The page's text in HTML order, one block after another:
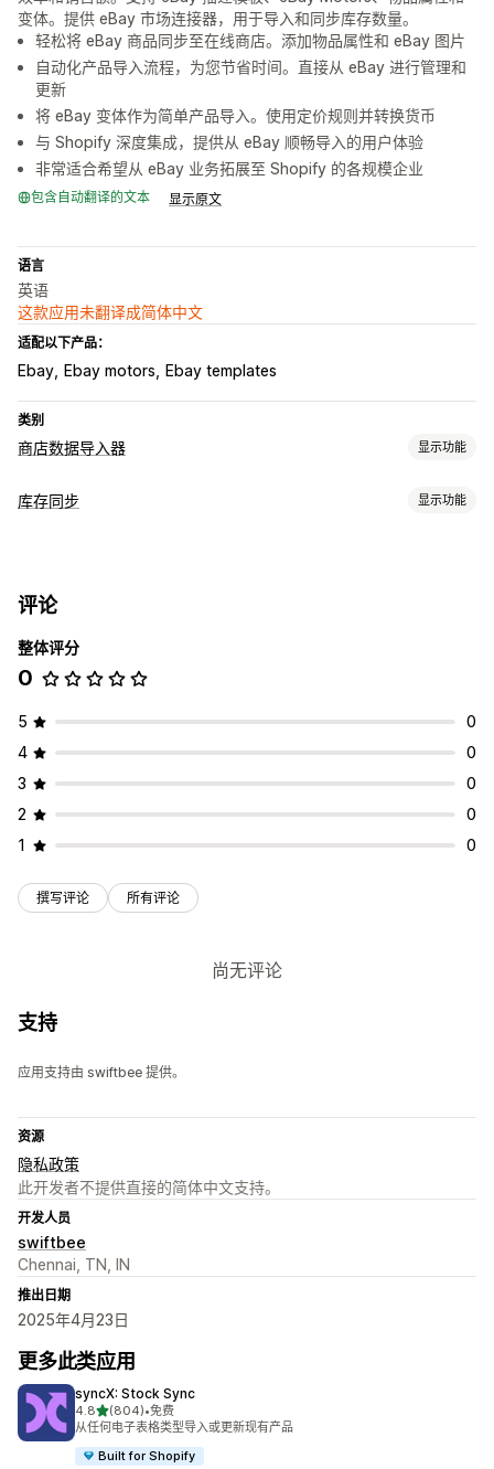
变体。提供 eBay 市场连接器，用于导入和同步库存数量。
轻松将 eBay 商品同步至在线商店。添加物品属性和 eBay 图片
自动化产品导入流程，为您节省时间。直接从 eBay 进行管理和
更新
将 eBay 变体作为简单产品导入。使用定价规则并转换货币
与 Shopify 深度集成，提供从 eBay 顺畅导入的用户体验
非常适合希望从 eBay 业务拓展至 Shopify 的各规模企业
包含自动翻译的文本 显示原文
语言
英语
这款应用未翻译成简体中文
适配以下产品：
Ebay Ebay motors Ebay templates
类别
商店数据导入器 显示功能
数据同步
批量导入
库存同步 显示功能
电子邮件提醒
评论
整体评分
0
5
0
4
0
3
0
2
0
1
0
撰写评论 所有评论
尚无评论
支持
应用支持由 swiftbee 提供。
资源
隐私政策
此开发者不提供直接的简体中文支持。
开发人员
swiftbee
Chennai, TN, IN
推出日期
2025年4月23日
更多此类应用
syncX: Stock Sync
4.8星（满分 5 星）
(804)
总共 804 条评论
•免费
从任何电子表格类型导入或更新现有产品
Built for Shopify